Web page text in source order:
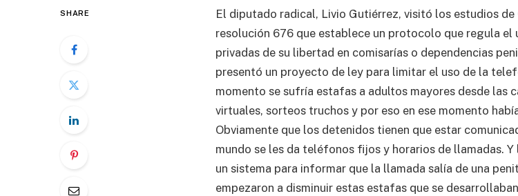
SHARE El diputado radical, Livio Gutiérrez, visitó los estudios de
resolución 676 que establece un protocolo que regula el
privadas de su libertad en comisarías o dependencias
presentó un proyecto de ley para limitar el uso de la
momento se sufría estafas a adultos mayores desde las
virtuales, sorteos truchos y por eso en ese momento
Obviamente que los detenidos tienen que estar
mundo se les da teléfonos fijos y horarios de llamadas.
un sistema para informar que la llamada salía de una
empezaron a disminuir estas estafas que se